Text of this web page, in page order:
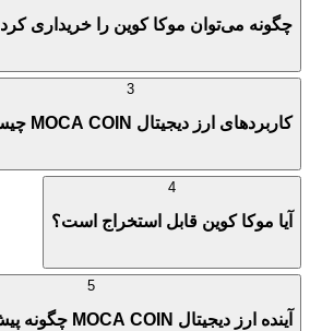
چگونه می‌توان موکا کوین را خریداری کرد؟
کاربردهای ارز دیجیتال MOCA COIN چیست؟
آیا موکا کوین قابل استخراج است؟
آینده ارز دیجیتال MOCA COIN چگونه پیش‌بینی می‌شود؟